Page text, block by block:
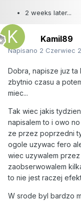
2 weeks later...
Kamil89
Napisano 2 Czerwiec
Dobra, napisze juz ta
zbytnio czasu a
miec...
Tak wiec jakis
napisalem to i owo
ze przez poprzedni
ogole uzywac fero
wiec uzywalem
zaobserwowalem
to nie jest raczej
W srode byl bardzo